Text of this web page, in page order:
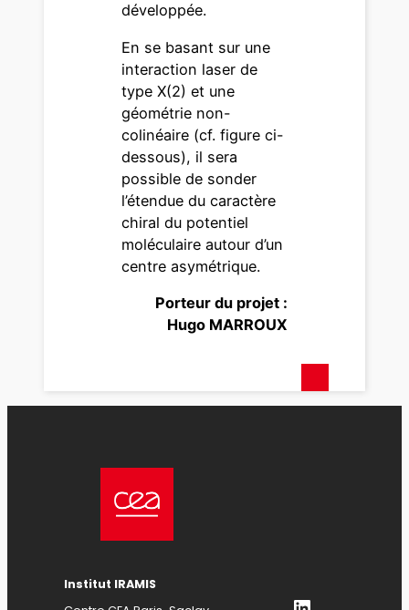
développée.
En se basant sur une
interaction laser de
type X(2) et une
géométrie non-
colinéaire (cf. figure ci-
dessous), il sera
possible de sonder
l’étendue du caractère
chiral du potentiel
moléculaire autour d’un
centre asymétrique.
Porteur du projet :
Hugo MARROUX
Institut IRAMIS